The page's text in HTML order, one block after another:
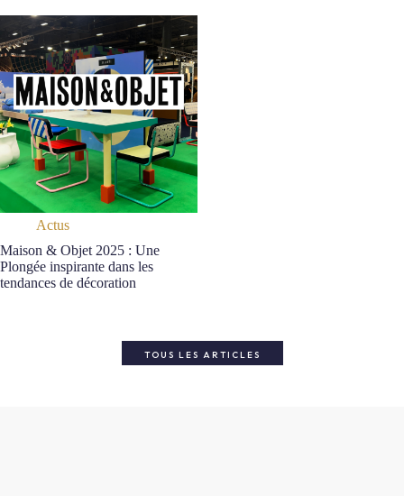
Actus
Maison & Objet 2025 : Une
Plongée inspirante dans les
tendances de décoration
TOUS LES ARTICLES